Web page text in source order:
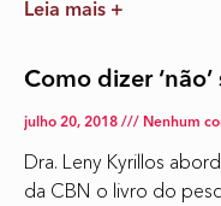
Leia mais +
Como dizer
julho 20, 2018 Nenhum
Dra. Leny Kyrillos
da CBN o livro do